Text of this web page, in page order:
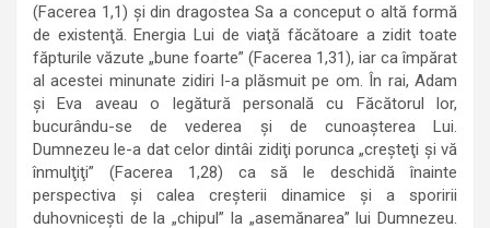
(Facerea 1,1) şi din dragostea Sa a conceput o altă formă
de existenţă. Energia Lui de viaţă făcătoare a zidit toate
făpturile văzute „bune foarte” (Facerea 1,31), iar ca împărat
al acestei minunate zidiri l-a plăsmuit pe om. În rai, Adam
şi Eva aveau o legătură personală cu Făcătorul lor,
bucurându-se de vederea şi de cunoaşterea Lui.
Dumnezeu le-a dat celor dintâi zidiţi porunca „creşteţi şi vă
înmulţiţi” (Facerea 1,28) ca să le deschidă înainte
perspectiva şi calea creşterii dinamice şi a sporirii
duhovniceşti de la „chipul” la „asemănarea” lui Dumnezeu.